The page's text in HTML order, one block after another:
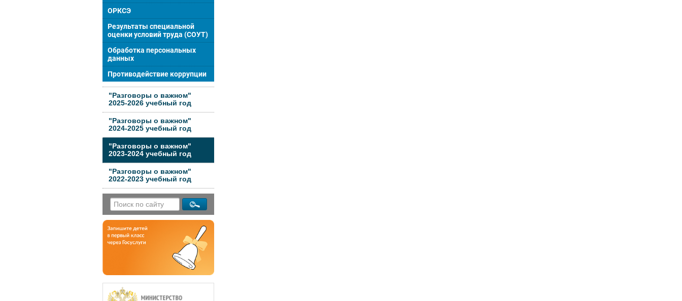
ОРКСЭ
Результаты специальной
оценки условий труда (СОУТ)
Обработка персональных
данных
Противодействие коррупции
"Разговоры о важном"
2025-2026 учебный год
"Разговоры о важном"
2024-2025 учебный год
"Разговоры о важном"
2023-2024 учебный год
"Разговоры о важном"
2022-2023 учебный год